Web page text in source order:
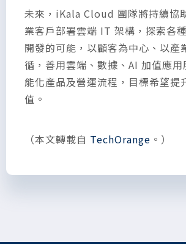
未來，iKala Cloud 團隊將持續協
業客戶部署雲端 IT 架構，探索各
開發的可能，以顧客為中心、以產
循，善用雲端、數據、AI 加值應
能化產品及營運流程，目標希望提
值。
（本文轉載自 TechOrange 。）